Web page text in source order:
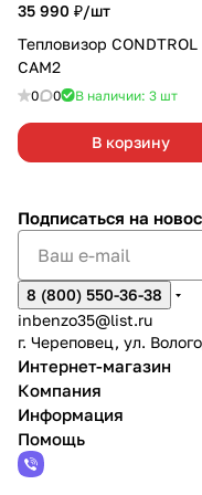
35 990 ₽/шт
Тепловизор CONDTROL
CAM2
0 0 В наличии: 3 шт
В корзину
Подписаться на
8 (800) 550-36-38
inbenzo35@list.ru
г. Череповец, ул.
Интернет-магазин
Компания
Информация
Помощь